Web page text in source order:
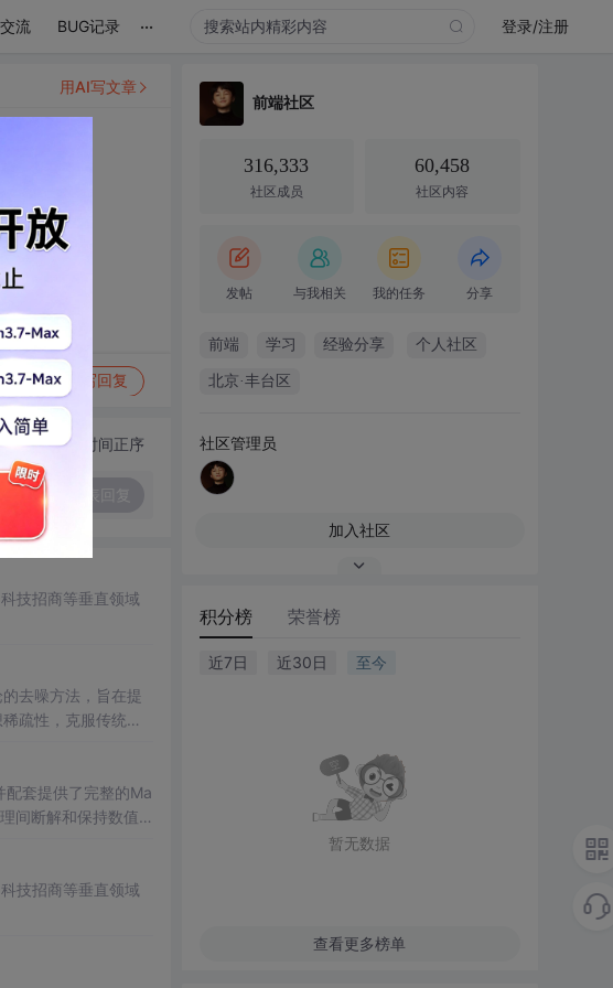
流 BUG记录 ... 登录/注册
写回复
用AI写文章
切换为时间正序
技招商等垂直领域
去噪方法，旨在提
疏性，克服传统凸
展。该方法在保留
系统等相关领域的
在图像去噪、生物
调整正则化参数、
配套提供了完整的Ma
间断解和保持数值
，充分验证了该方
编程实现的关键环
真
技招商等垂直领域
前端社区
316,333
社区成员
60,458
社区内容
发帖 与我相关 我的任务 分享
前端 学习 经验分享 个人社区
北京·丰台区
社区管理员
加入社区
积分榜 荣誉榜
近7日 近30日 至今
暂无数据
查看更多榜单